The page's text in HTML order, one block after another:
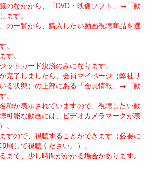
のなかから、「DVD・映像ソフト」→「動
ます。
の一覧から、購入したい動画視聴商品を選
。
す。
トカード決済のみになります。
完了しましたら、会員マイページ（弊社サ
る状態）の上部にある「会員情報」→「動
。
称が表示されていますので、視聴したい動
可能な動画には、ビデオカメラマークが表
。
すので、視聴することができます（必要に
刷して視聴ください。）。
で、少し時間がかかる場合があります。